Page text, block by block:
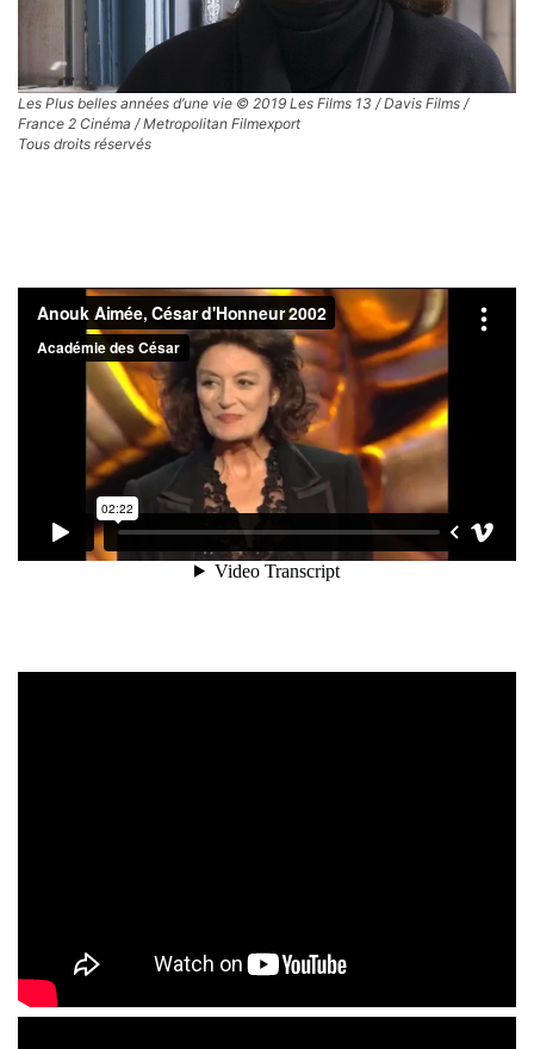
Les Plus belles années d’une vie © 2019 Les Films 13 / Davis Films /
France 2 Cinéma / Metropolitan Filmexport
Tous droits réservés